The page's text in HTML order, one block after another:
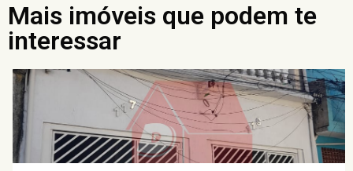
Mais imóveis que podem te
interessar